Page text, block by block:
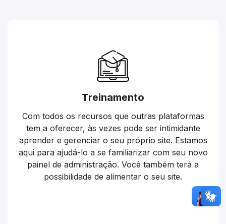
Treinamento
Com todos os recursos que outras plataformas
tem a oferecer, às vezes pode ser intimidante
aprender e gerenciar o seu próprio site. Estamos
aqui para ajudá-lo a se familiarizar com seu novo
painel de administração. Você também terá a
possibilidade de alimentar o seu site.